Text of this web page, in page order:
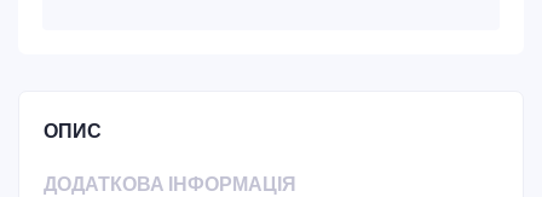
ОПИС
ДОДАТКОВА ІНФОРМАЦІЯ